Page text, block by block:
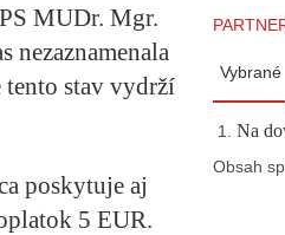
MUDr. Mgr.
nezaznamenala
tento stav vydrží
poskytuje aj
5 EUR.
Vybrané
Na
Obsah